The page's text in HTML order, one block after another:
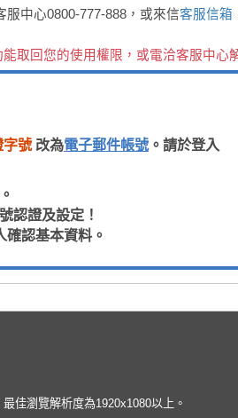
中心0800-777-888，或來信客服信箱
取回您的使用權限，或電洽客服中心
字號改為電子郵件帳號。請於登入
認證及設定！
認基本資料。
佳瀏覽解析度為1920x1080以上。